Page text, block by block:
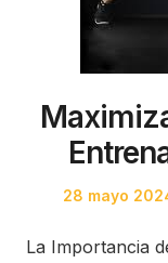
Posted
28 mayo
La Importancia